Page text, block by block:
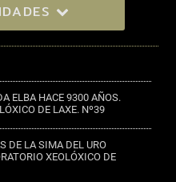
ELBA HACE 9300 AÑOS.
DE LAXE. Nº39
DE LA SIMA DEL URO
XEOLÓXICO DE